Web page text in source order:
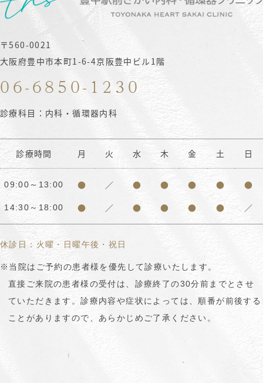
〒560-0021
大阪府豊中市本町1-6-4京阪豊中ビル1階
06-6850-1230
診療科目：内科・循環器内科
診療時間 月 火 水 木 金 土 日
09:00～13:00 ● ／ ● ● ● ● ●
14:30～18:00 ● ／ ● ● ● ● ／
休診日：火曜・日曜午後・祝日
※当院はご予約の患者様を優先して診療いたします。
直接ご来院の患者様の受付は、診療終了の30分前までとさせ
ていただきます。診療内容や症状によっては、順番が前後する
ことがありますので、あらかじめご了承ください。